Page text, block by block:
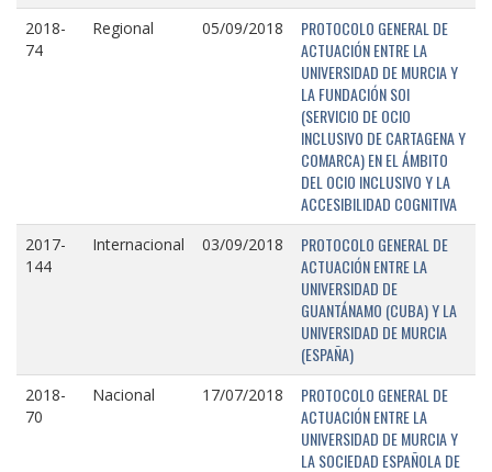
2018-
74
Regional 05/09/2018
PROTOCOLO GENERAL DE
ACTUACIÓN ENTRE LA
UNIVERSIDAD DE MURCIA Y
LA FUNDACIÓN SOI
(SERVICIO DE OCIO
INCLUSIVO DE CARTAGENA Y
COMARCA) EN EL ÁMBITO
DEL OCIO INCLUSIVO Y LA
ACCESIBILIDAD COGNITIVA
2017-
144
Internacional 03/09/2018
PROTOCOLO GENERAL DE
ACTUACIÓN ENTRE LA
UNIVERSIDAD DE
GUANTÁNAMO (CUBA) Y LA
UNIVERSIDAD DE MURCIA
(ESPAÑA)
2018-
70
Nacional 17/07/2018
PROTOCOLO GENERAL DE
ACTUACIÓN ENTRE LA
UNIVERSIDAD DE MURCIA Y
LA SOCIEDAD ESPAÑOLA DE